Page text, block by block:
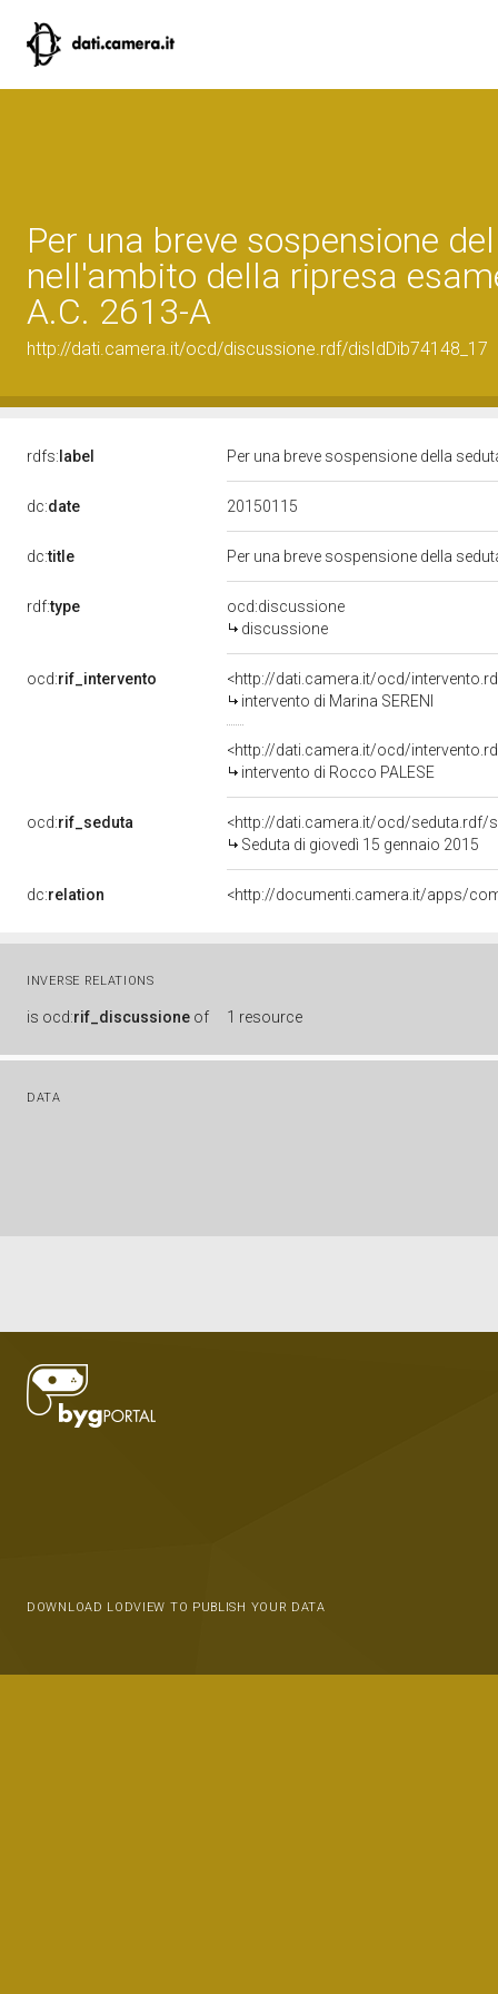
Per una breve sospensione
nell'ambito della ripresa
A.C. 2613-A
http://dati.camera.it/ocd/discussione.rdf/disIdDib74148_17
rdfs: label Per una breve sospensione della
dc:date 20150115
dc:title Per una breve sospensione della
rdf:type
ocd:discussione
discussione
ocd:rif_intervento
<http://dati.camera.it/ocd/
intervento di Marina SERENI
<http://dati.camera.it/ocd/
intervento di Rocco PALESE
ocd:rif_seduta
<http://dati.camera.it/ocd/seduta.rdf/
Seduta di giovedì 15 gennaio 2015
dc:relation
INVERSE RELATIONS
is ocd:rif_discussione of 1 resource
DATA
DOWNLOAD LODVIEW TO PUBLISH YOUR DATA